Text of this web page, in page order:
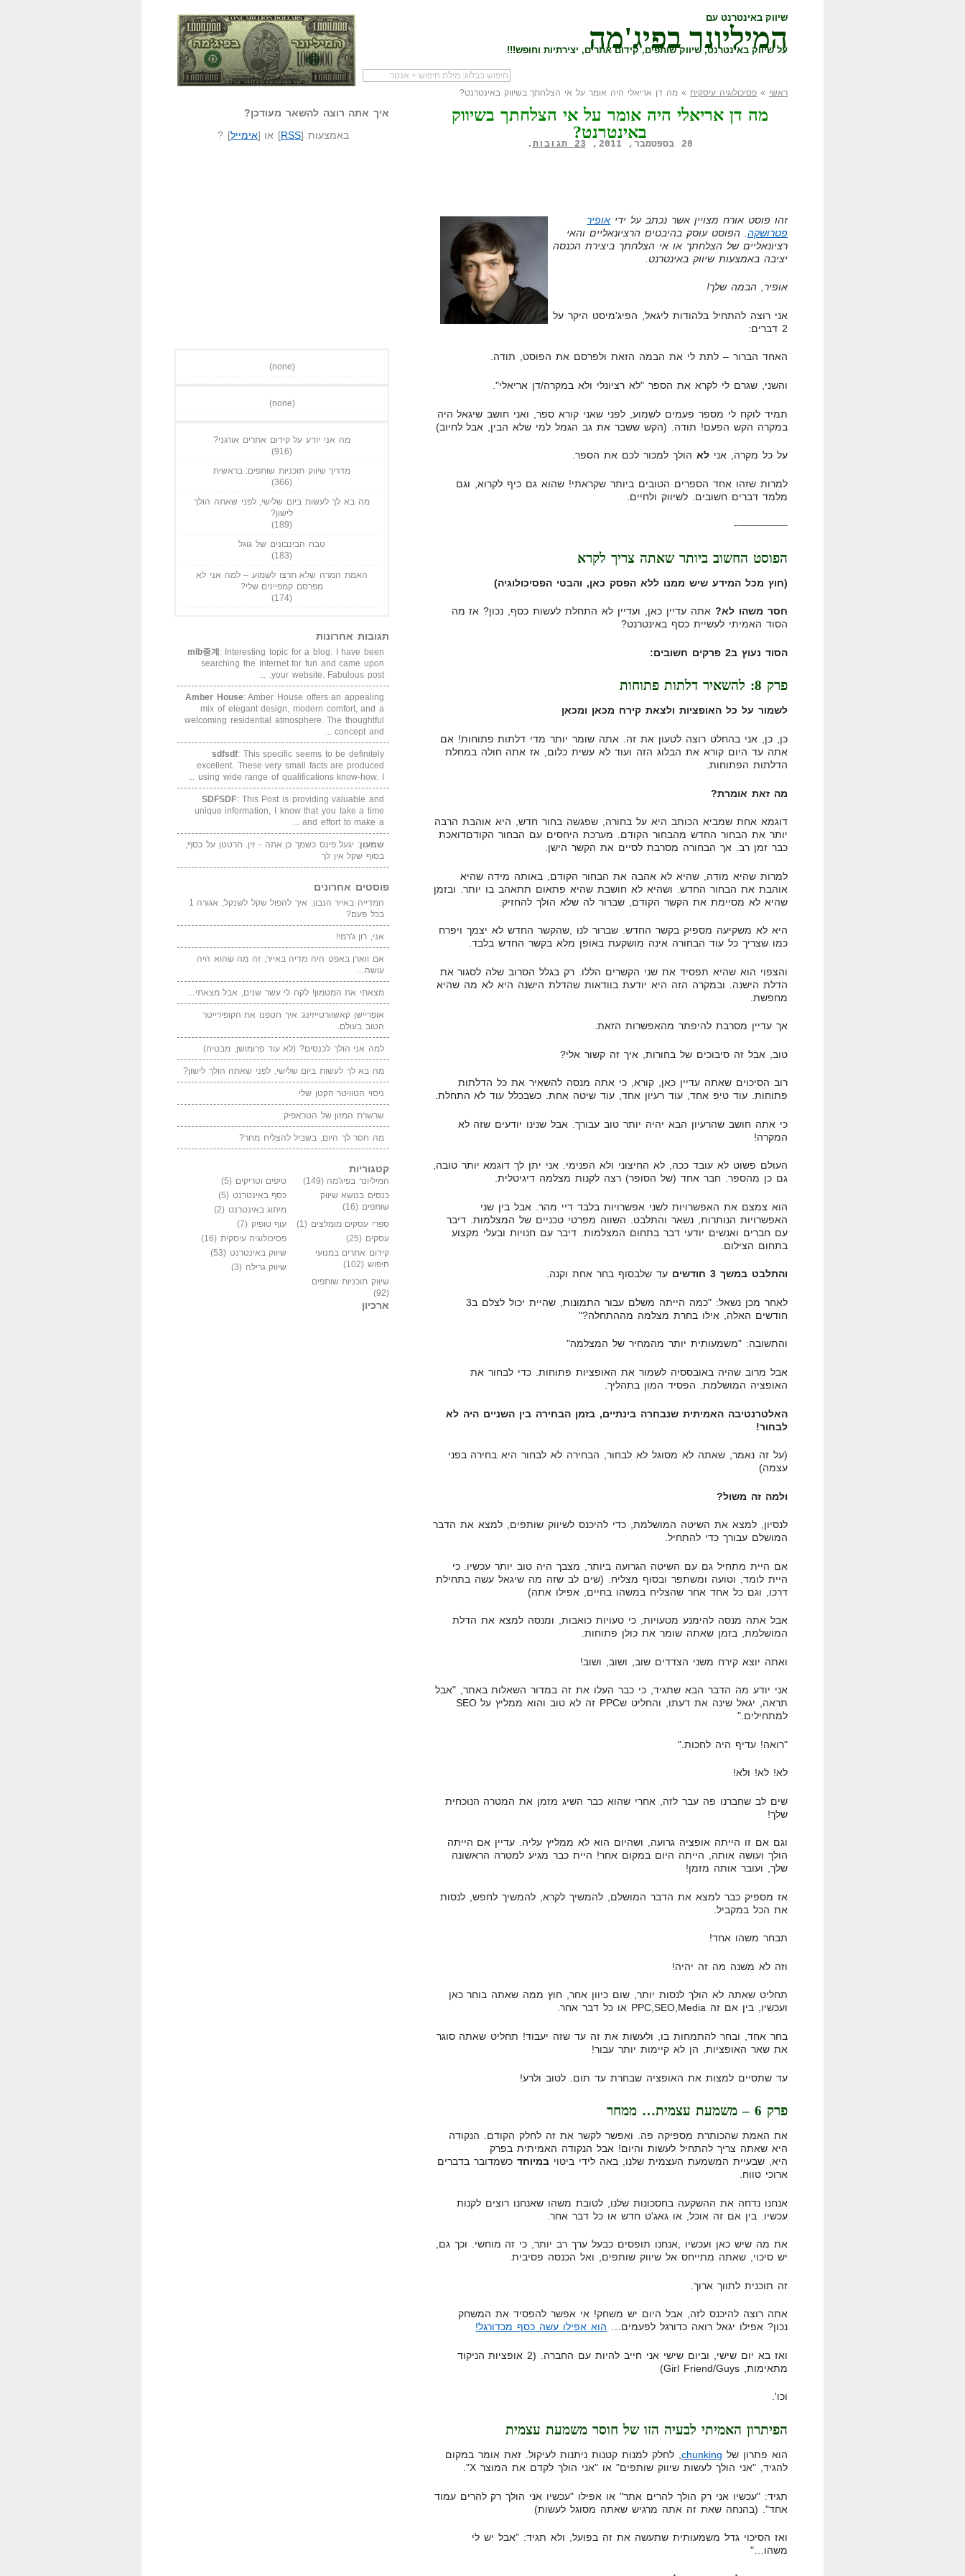
שיווק באינטרנט עם
המיליונר בפיג'מה
על שיווק באינטרנט, שיווק שותפים, קידום אתרים, יצירתיות וחופש!!!
שאל שאלה המיליונר בפיג'מה שיווק שותפים הבלוג
ראשי » פסיכולוגיה עיסקית» מה דן אריאלי היה אומר על אי הצלחתך בשיווק באינטרנט?
מה דן אריאלי היה אומר על אי הצלחתך בשיווק
באינטרנט?
20 בספטמבר, 2011, 23 תגובות .
זהו פוסט אורח מצויין אשר נכתב על ידי אופיר
פטרושקה . הפוסט עוסק בהיבטים הרציונאליים והאי
רציונאליים של הצלחתך או אי הצלחתך ביצירת הכנסה
יציבה באמצעות שיווק באינטרנט.
אופיר, הבמה שלך!
אני רוצה להתחיל בלהודות ליגאל, הפיג'מיסט היקר על
2 דברים:
האחד הברור – לתת לי את הבמה הזאת ולפרסם את הפוסט, תודה.
והשני, שגרם לי לקרא את הספר "לא רציונלי ולא במקרה/דן אריאלי".
תמיד לוקח לי מספר פעמים לשמוע, לפני שאני קורא ספר, ואני חושב שיגאל היה
במקרה הקש הפעם! תודה. (הקש ששבר את גב הגמל למי שלא הבין, אבל לחיוב)
על כל מקרה, אני לאהולך למכור לכם את הספר.
למרות שזהו אחד הספרים הטובים ביותר שקראתי! שהוא גם כיף לקרוא, וגם
מלמד דברים חשובים. לשיווק ולחיים.
—————-
הפוסט החשוב ביותר שאתה צריך לקרא
(חוץ מכל המידע שיש ממנו ללא הפסק כאן, והבטי הפסיכולוגיה)
חסר משהו לא?אתה עדיין כאן, ועדיין לא התחלת לעשות כסף, נכון? אז מה
הסוד האמיתי לעשיית כסף באינטרנט?
הסוד נעוץ ב2 פרקים חשובים:
פרק 8: להשאיר דלתות פתוחות
לשמור על כל האופציות ולצאת קירח מכאן ומכאן
כן, כן, אני בהחלט רוצה לטעון את זה. אתה שומר יותר מדי דלתות פתוחות! אם
אתה עד היום קורא את הבלוג הזה ועוד לא עשית כלום, אז אתה חולה במחלת
הדלתות הפתוחות.
מה זאת אומרת?
דוגמא אחת שמביא הכותב היא על בחורה, שפגשה בחור חדש, היא אוהבת הרבה
יותר את הבחור החדש מהבחור הקודם. מערכת היחסים עם הבחור הקודםדואכת
כבר זמן רב. אך הבחורה מסרבת לסיים את הקשר הישן.
למרות שהיא מודה, שהיא לא אהבה את הבחור הקודם, באותה מידה שהיא
אוהבת את הבחור החדש. ושהיא לא חושבת שהיא פתאום תתאהב בו יותר. ובזמן
שהיא לא מסיימת את הקשר הקודם, שברור לה שלא הולך להחזיק.
היא לא משקיעה מספיק בקשר החדש. שברור לנו ,שהקשר החדש לא יצמך ויפרח
כמו שצריך כל עוד הבחורה אינה מושקעת באופן מלא בקשר החדש בלבד.
והצפוי הוא שהיא תפסיד את שני הקשרים הללו. רק בגלל הסרוב שלה לסגור את
הדלת הישנה. ובמקרה הזה היא יודעת בוודאות שהדלת הישנה היא לא מה שהיא
מחפשת.
אך עדיין מסרבת להיפתר מהאפשרות הזאת.
טוב, אבל זה סיבוכים של בחורות, איך זה קשור אלי?
רוב הסיכוים שאתה עדיין כאן, קורא, כי אתה מנסה להשאיר את כל הדלתות
פתוחות. עוד טיפ אחד, עוד רעיון אחד, עוד שיטה אחת. כשבכלל עוד לא התחלת.
כי אתה חושב שהרעיון הבא יהיה יותר טוב עבורך. אבל שנינו יודעים שזה לא
המקרה!
העולם פשוט לא עובד ככה, לא החיצוני ולא הפנימי. אני יתן לך דוגמא יותר טובה,
גם כן מהספר. חבר אחד (של הסופר) רצה לקנות מצלמה דיגיטלית.
הוא צמצם את האפשרויות לשני אפשרויות בלבד דיי מהר. אבל בין שני
האפשרויות הנותרות, נשאר והתלבט. השווה מפרטי טכניים של המצלמות. דיבר
עם חברים ואנשים יודעי דבר בתחום המצלמות. דיבר עם חנויות ובעלי מקצוע
בתחום הצילום.
והתלבט במשך 3 חודשים עד שלבסוף בחר אחת וקנה.
לאחר מכן נשאל: "כמה הייתה משלם עבור התמונות, שהיית יכול לצלם ב3
חודשים האלה, אילו בחרת מצלמה מההתחלה?"
והתשובה: "משמעותית יותר מהמחיר של המצלמה"
אבל מרוב שהיה באובססיה לשמור את האופציות פתוחות. כדי לבחור את
האופציה המושלמת. הפסיד המון בתהליך.
האלטרנטיבה האמיתית שנבחרה בינתיים, בזמן הבחירה בין השניים היה לא
לבחור!
(על זה נאמר, שאתה לא מסוגל לא לבחור, הבחירה לא לבחור היא בחירה בפני
עצמה)
ולמה זה משול?
לנסיון, למצא את השיטה המושלמת, כדי להיכנס לשיווק שותפים, למצא את הדבר
המושלם עבורך כדי להתחיל.
אם היית מתחיל גם עם השיטה הגרועה ביותר, מצבך היה טוב יותר עכשיו. כי
היית לומד, וטועה ומשתפר ובסוף מצליח. (שים לב שזה מה שיגאל עשה בתחילת
דרכו, וגם כל אחד אחר שהצליח במשהו בחיים, אפילו אתה)
אבל אתה מנסה להימנע מטעויות, כי טעויות כואבות, ומנסה למצא את הדלת
המושלמת, בזמן שאתה שומר את כולן פתוחות.
ואתה יוצא קירח משני הצדדים שוב, ושוב, ושוב!
אני יודע מה הדבר הבא שתגיד, כי כבר העלו את זה במדור השאלות באתר, "אבל
תראה, יגאל שינה את דעתו, והחליט שPPC זה לא טוב והוא ממליץ על SEO
למתחילים."
"רואה! עדיף היה לחכות."
לא! לא! ולא!
שים לב שחברנו פה עבר לזה, אחרי שהוא כבר השיג מזמן את המטרה הנוכחית
שלך!
וגם אם זו הייתה אופציה גרועה, ושהיום הוא לא ממליץ עליה. עדיין אם הייתה
הולך ועושה אותה, הייתה היום במקום אחר! היית כבר מגיע למטרה הראשונה
שלך, ועובר אותה מזמן!
אז מספיק כבר למצא את הדבר המושלם, להמשיך לקרא, להמשיך לחפש, לנסות
את הכל במקביל.
תבחר משהו אחד!
וזה לא משנה מה זה יהיה!
תחליט שאתה לא הולך לנסות יותר, שום כיוון אחר, חוץ ממה שאתה בוחר כאן
ועכשיו, בין אם זה PPC,SEO,Media או כל דבר אחר.
בחר אחד, ובחר להתמחות בו, ולעשות את זה עד שזה יעבוד! תחליט שאתה סוגר
את שאר האופציות, הן לא קיימות יותר עבור!
עד שתסיים למצות את האופציה שבחרת עד תום. לטוב ולרע!
פרק 6 – משמעת עצמית… ממחר
את האמת שהכותרת מספיקה פה. ואפשר לקשר את זה לחלק הקודם. הנקודה
היא שאתה צריך להתחיל לעשות והיום! אבל הנקודה האמיתית בפרק
היא, שבעיית המשמעת העצמית שלנו, באה לידי ביטוי במיוחדכשמדובר בדברים
ארוכי טווח.
אנחנו נדחה את ההשקעה בחסכונות שלנו, לטובת משהו שאנחנו רוצים לקנות
עכשיו. בין אם זה אוכל, או גאג'ט חדש או כל דבר אחר.
את מה שיש כאן ועכשיו ,אנחנו תופסים כבעל ערך רב יותר, כי זה מוחשי. וכך גם,
יש סיכוי, שאתה מתייחס אל שיווק שותפים, ואל הכנסה פסיבית.
זה תוכנית לתווך ארוך.
אתה רוצה להיכנס לזה, אבל היום יש משחק! אי אפשר להפסיד את המשחק
נכון? אפילו יגאל רואה כדורגל לפעמים… הוא אפילו עשה כסף מכדורגל!
ואז בא יום שישי, וביום שישי אני חייב להיות עם החברה. (2 אופציות הניקוד
מתאימות, Girl Friend/Guys)
וכו'.
הפיתרון האמיתי לבעיה הזו של חוסר משמעת עצמית
הוא פתרון של chunking, לחלק למנות קטנות ניתנות לעיקול. זאת אומר במקום
להגיד, "אני הולך לעשות שיווק שותפים" או "אני הולך לקדם את המוצר X".
תגיד: "עכשיו אני רק הולך להרים אתר" או אפילו "עכשיו אני הולך רק להרים עמוד
אחד". (בהנחה שאת זה אתה מרגיש שאתה מסוגל לעשות)
ואז הסיכוי גדל משמעותית שתעשה את זה בפועל, ולא תגיד: "אבל יש לי
משהו…"
איך אתה רוצה להשאר מעודכן?
באמצעות [RSS] או [אימייל] ?
(none)
(none)
מה אני יודע על קידום אתרים אורגני?
(916)
מדריך שיווק תוכניות שותפים: בראשית
(366)
מה בא לך לעשות ביום שלישי, לפני שאתה הולך
לישון?
(189)
טבח הבינבונים של גוגל
(183)
האמת המרה שלא תרצו לשמוע – למה אני לא
מפרסם קמפיינים שלי?
(174)
תגובות אחרונות
mlb중계 : Interesting topic for a blog. I have been
searching the Internet for fun and came upon
your website. Fabulous post. ...
Amber House: Amber House offers an appealing
mix of elegant design, modern comfort, and a
welcoming residential atmosphere. The thoughtful
concept and ...
sdfsdf: This specific seems to be definitely
excellent. These very small facts are produced
using wide range of qualifications know-how. I ...
SDFSDF: This Post is providing valuable and
unique information, I know that you take a time
and effort to make a ...
שמעון: יגעל פינס כשמך כן אתה - זין. חרטטן על כסף,
בסוף שקל אין לך
פוסטים אחרונים
המדייה באייר הנבון: איך להפול שקל לשנקל; אגורה 1
בכל פעם?
אני, רון ג'רמי!
אם ווארן באפט היה מדיה באייר, זה מה שהוא היה
עושה…
מצאתי את המטמון! לקח לי עשר שנים, אבל מצאתי…
אופריישן קאשוורטייזינג: איך חטפנו את הקופירייטר
הטוב בעולם.
למה אני הולך לכנסים? (לא עוד פרומושן, מבטיח)
מה בא לך לעשות ביום שלישי, לפני שאתה הולך לישון?
ניסוי הטוויטר הקטן שלי
שרשרת המזון של הטראפיק
מה חסר לך היום, בשביל להצליח מחר?
קטגוריות
המיליונר בפיג'מה (149) טיפים וטריקים (5)
כנסים בנושא שיווק
שותפים (16)
כסף באינטרנט (5)
מיתוג באינטרנט (2)
ספרי עסקים מומלצים (1) עוף טופיק (7)
עסקים (25) פסיכולוגיה עיסקית (16)
קידום אתרים במנועי
חיפוש (102)
שיווק באינטרנט (53)
שיווק גרילה (3)
שיווק תוכניות שותפים
(92)
ארכיון